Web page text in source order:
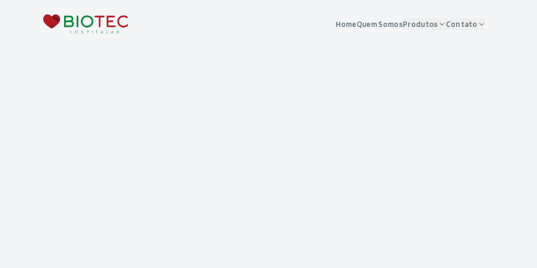
HomeQuem SomosProdutos Contato